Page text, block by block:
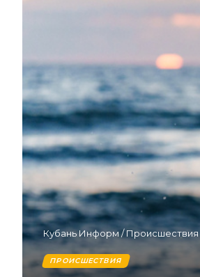
Кубань Информ /Происшествия
ПРОИСШЕСТВИЯ